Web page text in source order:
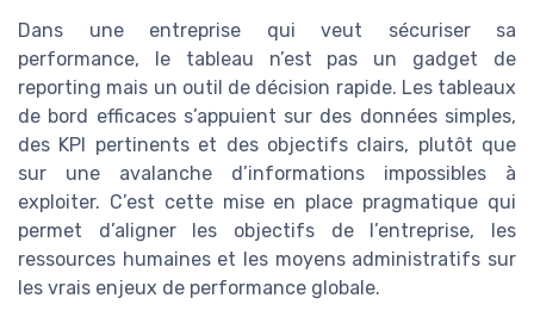
Dans une entreprise qui veut sécuriser sa
performance, le tableau n’est pas un gadget de
reporting mais un outil de décision rapide. Les tableaux
de bord efficaces s’appuient sur des données simples,
des KPI pertinents et des objectifs clairs, plutôt que
sur une avalanche d’informations impossibles à
exploiter. C’est cette mise en place pragmatique qui
permet d’aligner les objectifs de l’entreprise, les
ressources humaines et les moyens administratifs sur
les vrais enjeux de performance globale.